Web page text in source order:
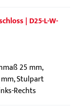
| D25-L-W-
25 mm,
Stulpart
Rechts